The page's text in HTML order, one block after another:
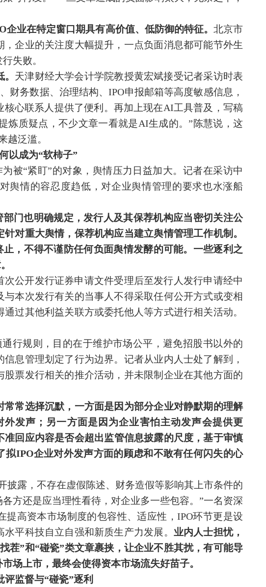
企业在特定窗口期具有高价值、低防御的特征。 北京市
企业的关注度大幅提升，一点负面消息都可能节外生
失败。
天津财经大学会计学院教授黄宏斌接受记者采访时表
财务数据、治理结构、IPO申报邮箱等高度敏感信息，
心联系人提供了便利。再加上现在AI工具普及，写稿
炼质疑点，不少文章一看就是AI生成的。”陈慧说，这
越泛滥。
以成为“软柿子”
被“紧盯”的对象，舆情压力日益加大。记者在采访中
舆情的容忍度趋低，对企业舆情管理的要求也水涨船
门也明确规定，发行人及其保荐机构应当密切关注公
对重大舆情，保荐机构应当建立舆情管理工作机制。
，不得不谨防任何负面舆情发酵的可能。一些逐利之
公开发行证券申请文件受理后至发行人发行申请经中
本次发行有关的当事人不得采取任何公开方式或变相
过其他利益关联方或委托他人等方式进行相关活动。
行规则，目的在于维护市场公平，避免招股书以外的
息管理划定了行为边界。记者从业内人士处了解到，
票发行相关的推介活动，并未限制企业在其他方面的
常选择沉默，一方面是因为部分企业对静默期的理解
发声；另一方面是因为企业害怕主动发声会提供更
回应内容是否会超出监管信息披露的尺度，基于审慎
IPO企业对外发声方面的顾虑和不敢有任何闪失的心
披露，不存在虚假陈述、财务造假等影响其上市条件的
方还是应当理性看待，对企业多一些包容。”一名资深
高资本市场制度的包容性、适应性，IPO环节更是设
平科技自立自强和新质生产力发展。 业内人士担忧，
茬”和“碰瓷”类文章裹挟，让企业不胜其扰，有可能导
场上市，最终会使得资本市场流失好苗子。
评监督与“碰瓷”逐利